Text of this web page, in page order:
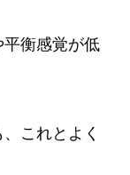
衡感覚が低
これとよく